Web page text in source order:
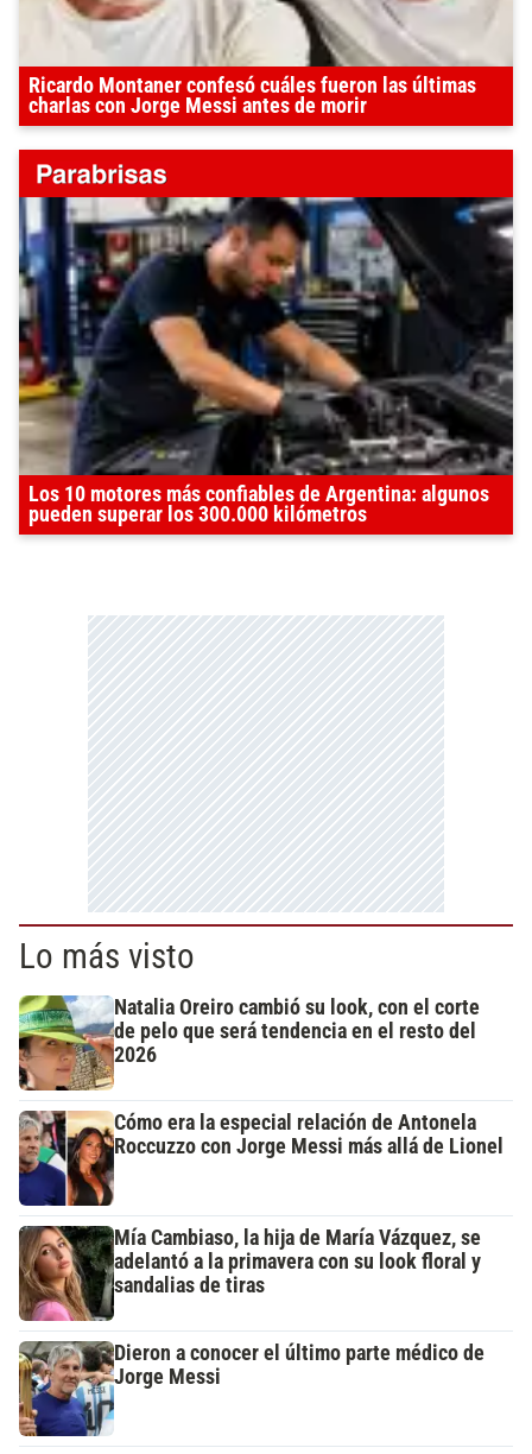
Ricardo Montaner confesó cuáles fueron las últimas
charlas con Jorge Messi antes de morir
Los 10 motores más confiables de Argentina: algunos
pueden superar los 300.000 kilómetros
Lo más visto
Natalia Oreiro cambió su look, con el corte
de pelo que será tendencia en el resto del
2026
Cómo era la especial relación de Antonela
Roccuzzo con Jorge Messi más allá de Lionel
Mía Cambiaso, la hija de María Vázquez, se
adelantó a la primavera con su look floral y
sandalias de tiras
Dieron a conocer el último parte médico de
Jorge Messi